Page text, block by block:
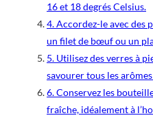
16 et 18 degrés Celsius.
4. Accordez-le avec des
un filet de bœuf ou un
5. Utilisez des verres à
savourer tous les
6. Conservez les
fraîche, idéalement à